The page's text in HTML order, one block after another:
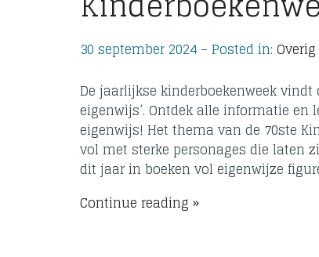
30 september 2024 – Posted in: Overig
De jaarlijkse kinderboekenweek
eigenwijs’. Ontdek alle informatie en
eigenwijs! Het thema van de 70ste
vol met sterke personages die laten
dit jaar in boeken vol eigenwijze
Continue reading